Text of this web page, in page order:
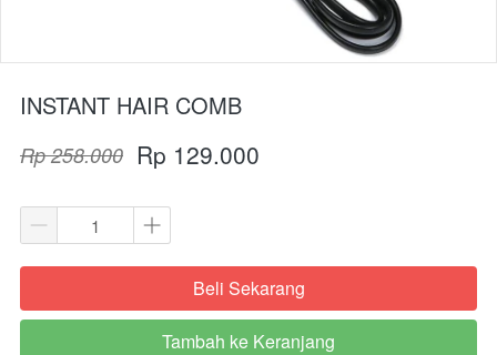
INSTANT HAIR COMB
Rp 258.000 Rp 129.000
`Beli Sekarang
`
Tambah ke Keranjang